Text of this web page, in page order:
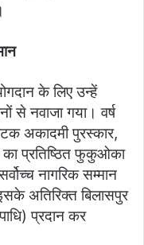
के लिए उन्हें
से नवाजा गया। वर्ष
अकादमी पुरस्कार,
प्रतिष्ठित फुकुओका
नागरिक सम्मान
अतिरिक्त बिलासपुर
प्रदान कर